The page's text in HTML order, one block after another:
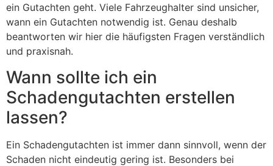
ein Gutachten geht. Viele Fahrzeughalter sind unsicher,
wann ein Gutachten notwendig ist. Genau deshalb
beantworten wir hier die häufigsten Fragen verständlich
und praxisnah.
Wann sollte ich ein
Schadengutachten erstellen
lassen?
Ein Schadengutachten ist immer dann sinnvoll, wenn der
Schaden nicht eindeutig gering ist. Besonders bei